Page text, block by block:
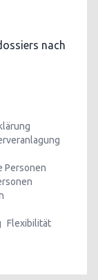
nach
Personen
Flexibilität